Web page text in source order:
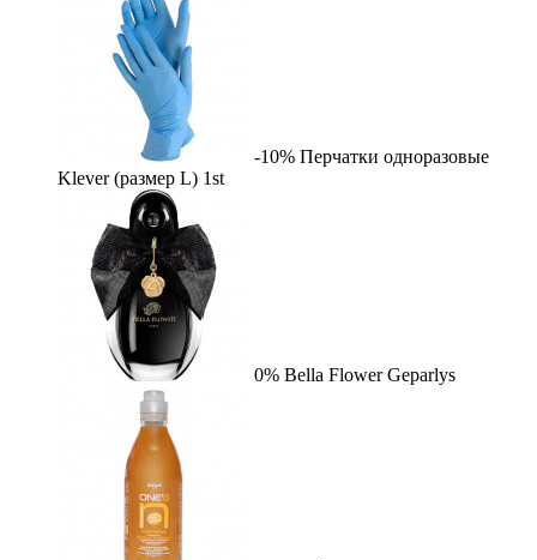
-10% Перчатки одноразовые
Klever (размер L) 1st
0% Bella Flower Geparlys